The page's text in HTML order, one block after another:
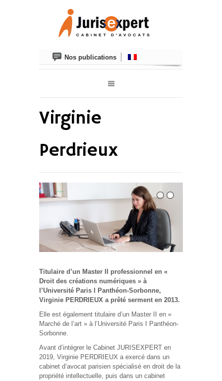
Nos publications
Virginie
Perdrieux
Titulaire d’un Master II professionnel en «
Droit des créations numériques » à
l’Université Paris I Panthéon-Sorbonne,
Virginie PERDRIEUX a prêté serment en 2013.
Elle est également titulaire d’un Master II en «
Marché de l’art » à l’Université Paris I Panthéon-
Sorbonne.
Avant d’intégrer le Cabinet JURISEXPERT en
2019, Virginie PERDRIEUX a exercé dans un
cabinet d’avocat parisien spécialisé en droit de la
propriété intellectuelle, puis dans un cabinet